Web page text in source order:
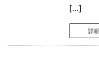
[…]
詳